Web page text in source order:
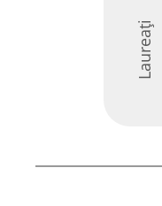
Laureați